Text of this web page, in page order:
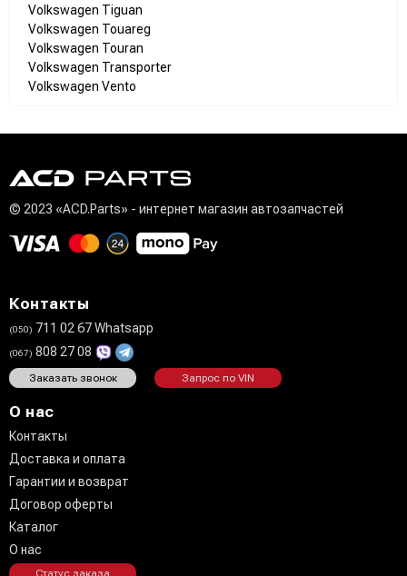
Volkswagen Tiguan
Volkswagen Touareg
Volkswagen Touran
Volkswagen Transporter
Volkswagen Vento
© 2023 «ACD.Parts» - интернет магазин автозапчастей
Контакты
(050) 711 02 67 Whatsapp
(067) 808 27 08
Заказать звонок Запрос по VIN
О нас
Контакты
Доставка и оплата
Гарантии и возврат
Договор оферты
Каталог
О нас